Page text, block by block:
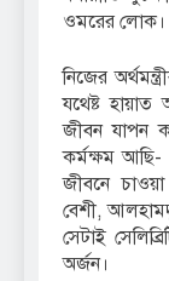
ওমরের লোক।
নিজের
যথেষ্ট
জীবন যাপন
কর্মক্ষম
জীবনে
বেশী,
সেটাই
অর্জন।